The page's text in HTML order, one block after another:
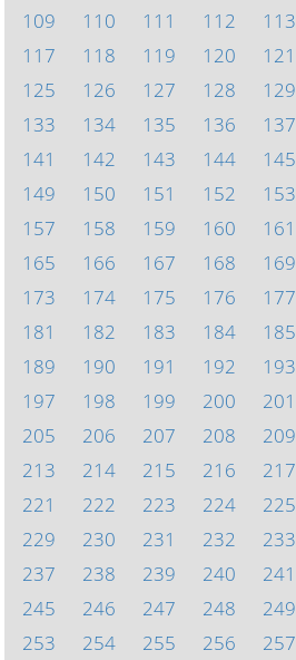
109
110 111 112 113
117
118 119 120 121
125
126 127 128 129
133
134 135 136 137
141
142 143 144 145
149
150 151 152 153
157
158 159 160 161
165
166 167 168 169
173
174 175 176 177
181
182 183 184 185
189
190 191 192 193
197
198 199 200 201
205
206 207 208 209
213
214 215 216 217
221
222 223 224 225
229
230 231 232 233
237
238 239 240 241
245
246 247 248 249
253
254 255 256 257